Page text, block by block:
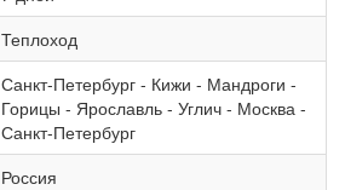
Теплоход
Санкт-Петербург - Кижи - Мандроги -
Горицы - Ярославль - Углич - Москва -
Санкт-Петербург
Россия